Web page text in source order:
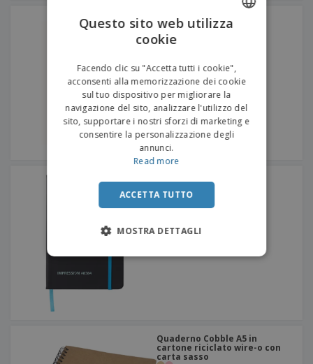
Quaderno A5 in cartone
riciclato
Quaderno in PU
Quaderno Cobble A5 in
cartone riciclato wire-o con
carta sasso
Questo sito web utilizza
cookie
Facendo clic su "Accetta tutti i cookie",
acconsenti alla memorizzazione dei cookie
sul tuo dispositivo per migliorare la
navigazione del sito, analizzare l'utilizzo del
sito, supportare i nostri sforzi di marketing e
consentire la personalizzazione degli
annunci.
Read more
ACCETTA TUTTO
MOSTRA DETTAGLI